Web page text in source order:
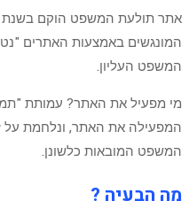
המונגשים באמצעות האתרים
המשפט העליון.
מי מפעיל את האתר? עמותת
המפעילה את האתר, ונלחמת על
המשפט המובאות כלשונן.
מה הבעיה ?